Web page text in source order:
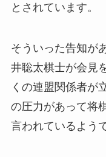
とされています。
そういった告知が
井聡太棋士が会見
くの連盟関係者が
の圧力があって将
言われているよう